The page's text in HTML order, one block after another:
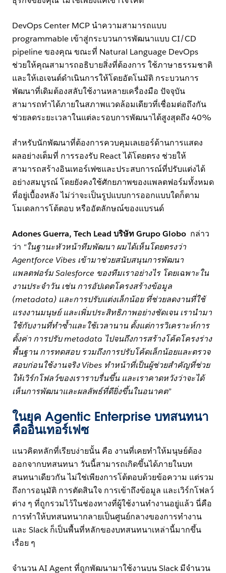
DevOps Center MCP นำความสามารถแบบ
programmable เข้าสู่กระบวนการพัฒนาแบบ CI/CD
pipeline ของคุณ ขณะที่ Natural Language DevOps
ช่วยให้คุณสามารถอธิบายสิ่งที่ต้องการ ใช้ภาษาธรรมชาติ
และให้เอเจนต์ดำเนินการให้โดยอัตโนมัติ กระบวนการ
พัฒนาที่เดิมต้องสลับใช้งานหลายเครื่องมือ ปัจจุบัน
สามารถทำได้ภายในสภาพแวดล้อมเดียวที่เชื่อมต่อถึงกัน
ช่วยลดระยะเวลาในแต่ละรอบการพัฒนาได้สูงสุดถึง 40%
สำหรับนักพัฒนาที่ต้องการควบคุมเลเยอร์ด้านการแสดง
ผลอย่างเต็มที่ การรองรับ React ได้โดยตรง ช่วยให้
สามารถสร้างอินเทอร์เฟซและประสบการณ์ที่ปรับแต่งได้
อย่างสมบูรณ์ โดยยังคงใช้ศักยภาพของแพลตฟอร์มทั้งหมด
ที่อยู่เบื้องหลัง ไม่ว่าจะเป็นรูปแบบการออกแบบใดก็ตาม
โมเดลการโต้ตอบ หรืออัตลักษณ์ของแบรนด์
Adones Guerra, Tech Lead บริษัท Grupo Globo กล่าว
ว่า “ในฐานะหัวหน้าทีมพัฒนา ผมได้เห็นโดยตรงว่า
Agentforce Vibes เข้ามาช่วยสนับสนุนการพัฒนา
แพลตฟอร์ม Salesforce ของทีมเราอย่างไร โดยเฉพาะใน
งานประจำวัน เช่น การอัปเดตโครงสร้างข้อมูล
(metadata) และการปรับแต่งเล็กน้อย ที่ช่วยลดงานที่ใช้
แรงงานมนุษย์ และเพิ่มประสิทธิภาพอย่างชัดเจน เรานำมา
ใช้กับงานที่ทำซ้ำและใช้เวลานาน ตั้งแต่การวิเคราะห์การ
ตั้งค่า การปรับ metadata ไปจนถึงการสร้างโค้ดโครงร่าง
พื้นฐาน การทดสอบ รวมถึงการปรับโค้ดเล็กน้อยและตรวจ
สอบก่อนใช้งานจริง Vibes ทำหน้าที่เป็นผู้ช่วยสำคัญที่ช่วย
ให้เวิร์กโฟลว์ของเราราบรื่นขึ้น และเราคาดหวังว่าจะได้
เห็นการพัฒนาและผลลัพธ์ที่ดียิ่งขึ้นในอนาคต”
ในยุค Agentic Enterprise บทสนทนา
คืออินเทอร์เฟซ
แนวคิดหลักที่เรียบง่ายนั้น คือ งานที่เคยทำให้มนุษย์ต้อง
ออกจากบทสนทนา วันนี้สามารถเกิดขึ้นได้ภายในบท
สนทนาเดียวกัน ไม่ใช่เพียงการโต้ตอบด้วยข้อความ แต่รวม
ถึงการอนุมัติ การตัดสินใจ การเข้าถึงข้อมูล และเวิร์กโฟลว์
ต่าง ๆ ที่ถูกรวมไว้ในช่องทางที่ผู้ใช้งานทำงานอยู่แล้ว นี่คือ
การทำให้บทสนทนากลายเป็นศูนย์กลางของการทำงาน
และ Slack ก็เป็นพื้นที่หลักของบทสนทนาเหล่านี้มากขึ้น
เรื่อย ๆ
จำนวน AI Agent ที่ถูกพัฒนามาใช้งานบน Slack มีจำนวน